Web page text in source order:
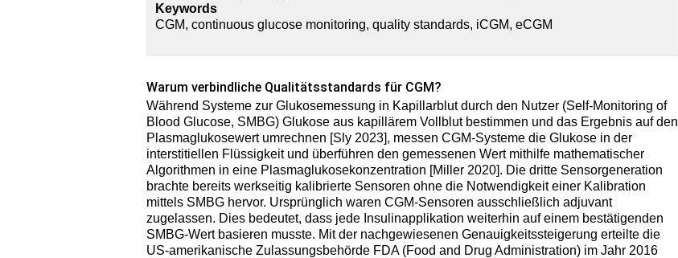
Keywords
CGM, continuous glucose monitoring, quality standards, iCGM, eCGM
Warum verbindliche Qualitätsstandards für CGM?
Während Systeme zur Glukosemessung in Kapillarblut durch den Nutzer (Self-Monitoring of
Blood Glucose, SMBG) Glukose aus kapillärem Vollblut bestimmen und das Ergebnis auf den
Plasmaglukosewert umrechnen [Sly 2023], messen CGM-Systeme die Glukose in der
interstitiellen Flüssigkeit und überführen den gemessenen Wert mithilfe mathematischer
Algorithmen in eine Plasmaglukosekonzentration [Miller 2020]. Die dritte Sensorgeneration
brachte bereits werkseitig kalibrierte Sensoren ohne die Notwendigkeit einer Kalibration
mittels SMBG hervor. Ursprünglich waren CGM-Sensoren ausschließlich adjuvant
zugelassen. Dies bedeutet, dass jede Insulinapplikation weiterhin auf einem bestätigenden
SMBG-Wert basieren musste. Mit der nachgewiesenen Genauigkeitssteigerung erteilte die
US-amerikanische Zulassungsbehörde FDA (Food and Drug Administration) im Jahr 2016